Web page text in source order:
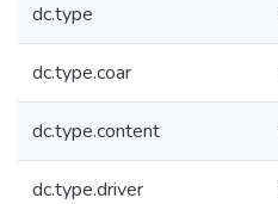
dc.type
dc.type.coar
dc.type.content
dc.type.driver